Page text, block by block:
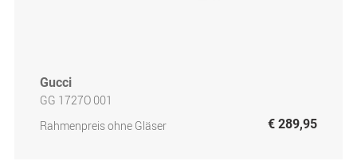
Gucci
GG 1727O 001
Rahmenpreis ohne Gläser
€ 289,95